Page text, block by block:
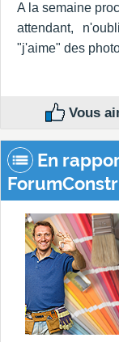
A la semaine
attendant,
"j'aime" des
Vous
En